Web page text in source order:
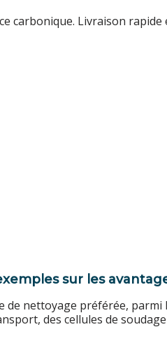
carbonique. Livraison
sur les
nettoyage préférée,
des cellules de